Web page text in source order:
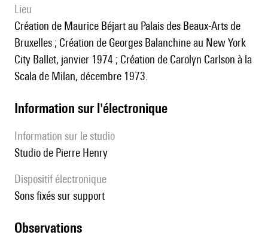
lieu
Création de Maurice Béjart au Palais des Beaux-Arts de
Bruxelles ; Création de Georges Balanchine au New York
City Ballet, janvier 1974 ; Création de Carolyn Carlson à la
Scala de Milan, décembre 1973.
Information sur l'électronique
Information sur le studio
Studio de Pierre Henry
Dispositif électronique
sons fixés sur support
observations